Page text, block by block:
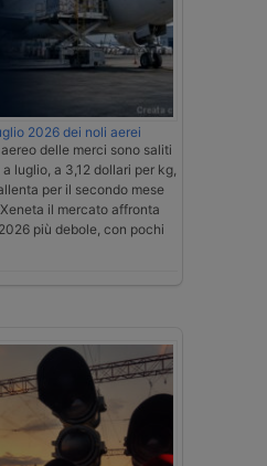
2026 dei noli aerei
delle merci sono saliti
luglio, a 3,12 dollari per kg,
per il secondo mese
il mercato affronta
più debole, con pochi